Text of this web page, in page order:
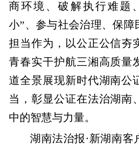
商环境、破解执行难题
小”、参与社会治理、保障
担当作为，以公正公信夯
青春实干护航三湘高质量
道全景展现新时代湖南公
当，彰显公证在法治湖南
中的智慧与力量。
湖南法治报·新湖南客